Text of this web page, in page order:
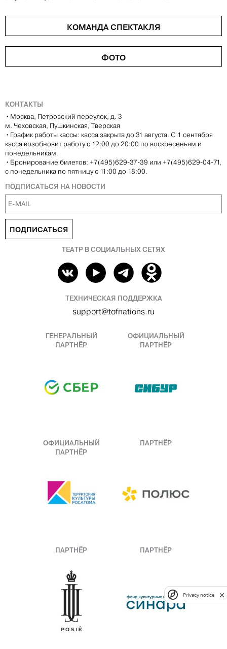
КОМАНДА СПЕКТАКЛЯ
ФОТО
КОНТАКТЫ
• Москва, Петровский переулок, д. 3
м. Чеховская, Пушкинская, Тверская
• График работы кассы: касса закрыта до 31 августа. С 1 сентября
касса возобновит работу с 12:00 до 20:00 по воскресеньям и
понедельникам.
• Бронирование билетов: +7(495)629-37-39 или +7(495)629-04-71,
с понедельника по пятницу с 11:00 до 18:00.
ПОДПИСАТЬСЯ НА НОВОСТИ
ПОДПИСАТЬСЯ
ТЕАТР В СОЦИАЛЬНЫХ СЕТЯХ
ТЕХНИЧЕСКАЯ ПОДДЕРЖКА
support@tofnations.ru
ГЕНЕРАЛЬНЫЙ
ПАРТНЁР
ОФИЦИАЛЬНЫЙ
ПАРТНЁР
ОФИЦИАЛЬНЫЙ
ПАРТНЁР
ПАРТНЁР
ПАРТНЁР ПАРТНЁР
Privacy notice